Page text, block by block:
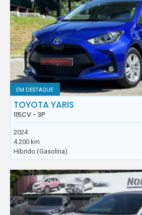
EM DESTAQUE
TOYOTA YARIS
115CV - 3P
2024
4.200 km
Híbrido (Gasolina)